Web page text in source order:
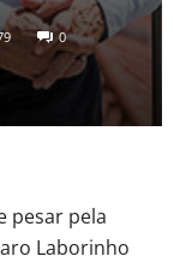
0
pesar pela
Laborinho